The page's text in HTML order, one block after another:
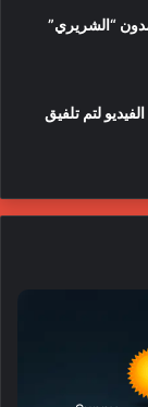
“الشريري”
لتم تلفيق